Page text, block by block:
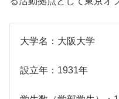
大学名：大阪大学
設立年：1931年